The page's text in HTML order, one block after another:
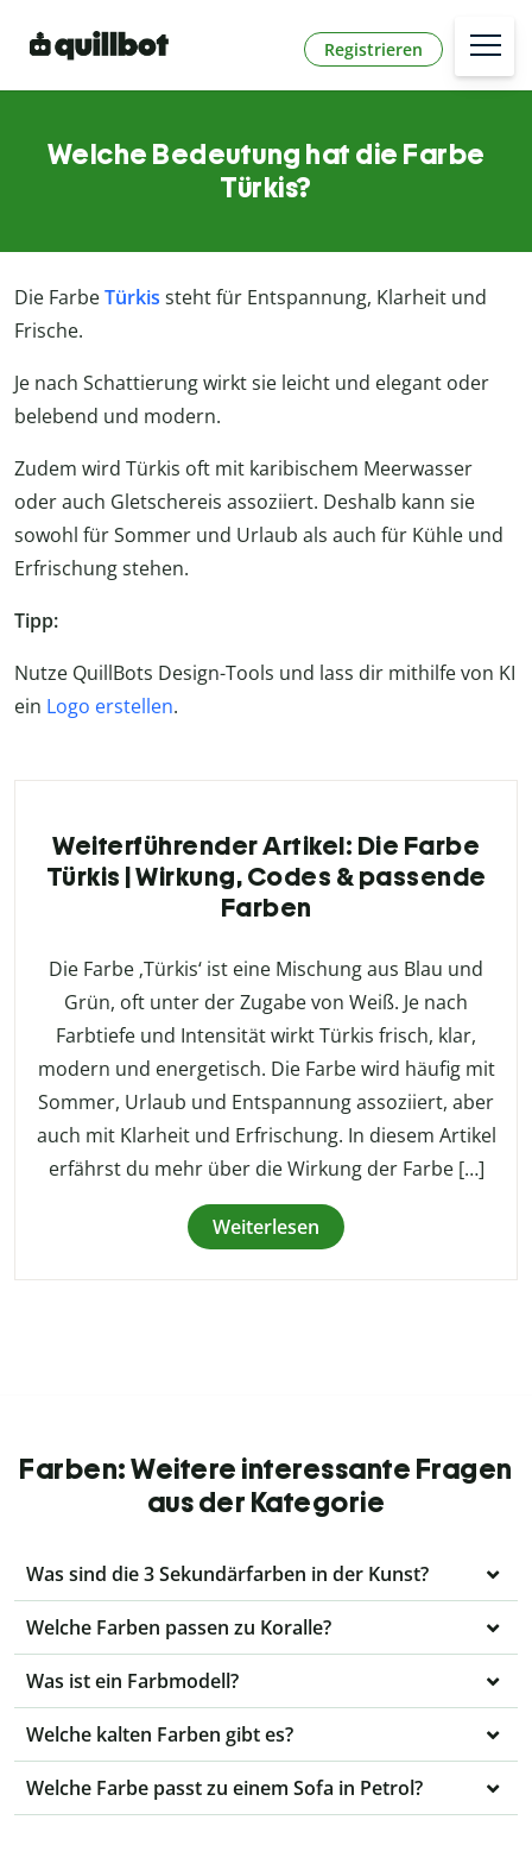
Registrieren
Welche Bedeutung hat die Farbe
Türkis?
Die FarbeTürkis steht für Entspannung, Klarheit und
Frische.
Je nach Schattierung wirkt sie leicht und elegant oder
belebend und modern.
Zudem wird Türkis oft mit karibischem Meerwasser
oder auch Gletschereis assoziiert. Deshalb kann sie
sowohl für Sommer und Urlaub als auch für Kühle und
Erfrischung stehen.
Tipp:
Nutze QuillBots Design-Tools und lass dir mithilfe von KI
ein Logo erstellen.
Weiterführender Artikel: Die Farbe
Türkis | Wirkung, Codes & passende
Farben
Die Farbe ‚Türkis‘ ist eine Mischung aus Blau und
Grün, oft unter der Zugabe von Weiß. Je nach
Farbtiefe und Intensität wirkt Türkis frisch, klar,
modern und energetisch. Die Farbe wird häufig mit
Sommer, Urlaub und Entspannung assoziiert, aber
auch mit Klarheit und Erfrischung. In diesem Artikel
erfährst du mehr über die Wirkung der Farbe […]
Weiterlesen
Farben: Weitere interessante Fragen
aus der Kategorie
Was sind die 3 Sekundärfarben in der Kunst?
Welche Farben passen zu Koralle?
Was ist ein Farbmodell?
Welche kalten Farben gibt es?
Welche Farbe passt zu einem Sofa in Petrol?